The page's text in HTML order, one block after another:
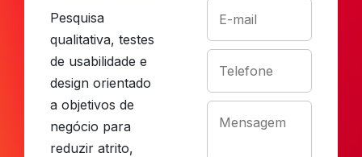
Pesquisa
qualitativa, testes
de usabilidade e
design orientado
a objetivos de
negócio para
reduzir atrito,